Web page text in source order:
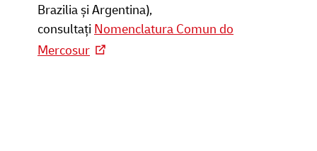
Brazilia și Argentina),
consultați Nomenclatura Comun do
Mercosur